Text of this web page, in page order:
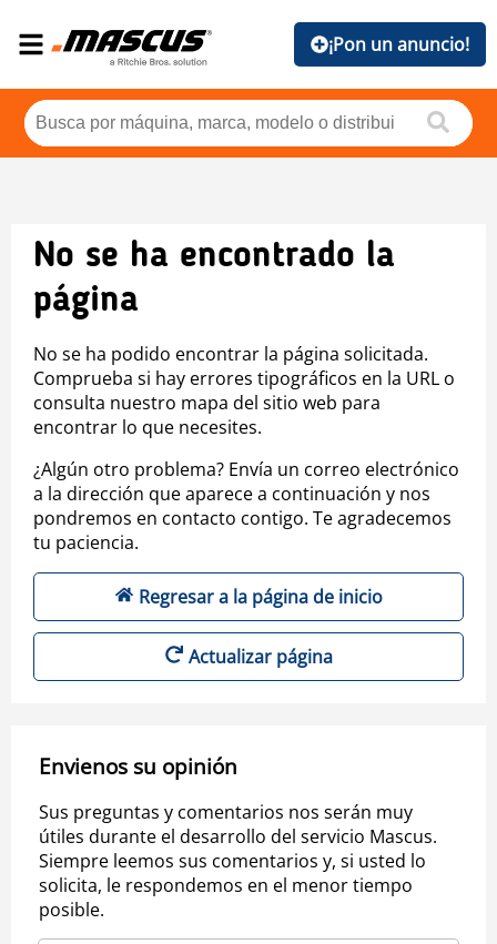
¡Pon un anuncio!
No se ha encontrado la
página
No se ha podido encontrar la página solicitada.
Comprueba si hay errores tipográficos en la URL o
consulta nuestro mapa del sitio web para
encontrar lo que necesites.
¿Algún otro problema? Envía un correo electrónico
a la dirección que aparece a continuación y nos
pondremos en contacto contigo. Te agradecemos
tu paciencia.
Regresar a la página de inicio
Actualizar página
Envienos su opinión
Sus preguntas y comentarios nos serán muy
útiles durante el desarrollo del servicio Mascus.
Siempre leemos sus comentarios y, si usted lo
solicita, le respondemos en el menor tiempo
posible.